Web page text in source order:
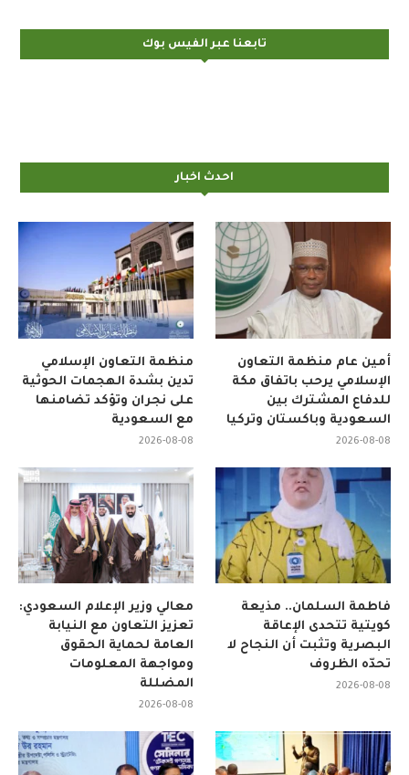
تابعنا عبر الفيس بوك
احدث اخبار
منظمة التعاون الإسلامي
تدين بشدة الهجمات الحوثية
على نجران وتؤكد تضامنها
مع السعودية
2026-08-08
أمين عام منظمة التعاون
الإسلامي يرحب باتفاق مكة
للدفاع المشترك بين
السعودية وباكستان وتركيا
2026-08-08
معالي وزير الإعلام السعودي:
تعزيز التعاون مع النيابة
العامة لحماية الحقوق
ومواجهة المعلومات
المضللة
2026-08-08
فاطمة السلمان.. مذيعة
كويتية تتحدى الإعاقة
البصرية وتثبت أن النجاح لا
تحدّه الظروف
2026-08-08